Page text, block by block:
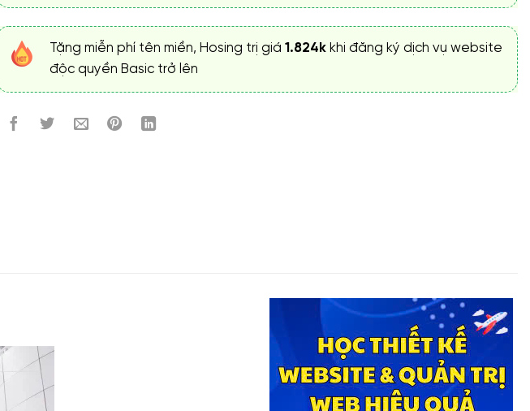
Tặng miễn phí tên miền, Hosing trị giá1.824k khi đăng ký dịch vụ website
độc quyền Basic trở lên